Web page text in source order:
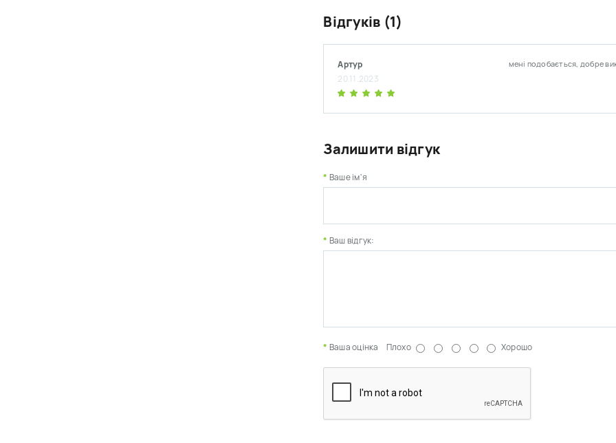
Відгуків (1)
Артур
20.11.2023
мені подобається, добре
Залишити відгук
Ваше ім'я
Ваш відгук:
Ваша оцінка Плохо Хорошо